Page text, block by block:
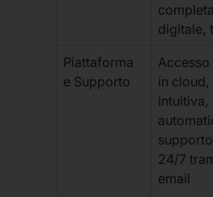
digitale,
Piattaforma
e Supporto
in
24/7
email